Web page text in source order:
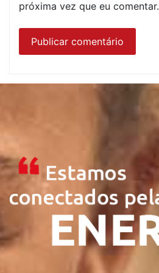
próxima vez que eu comentar.